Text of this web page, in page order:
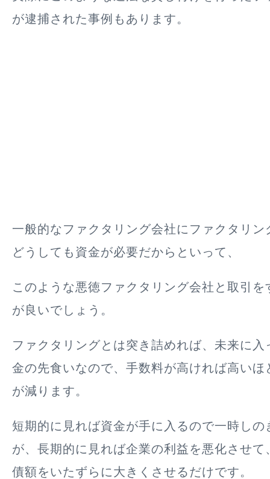
が逮捕された事例もあります。
一般的なファクタリング会社にファクタリン
どうしても資金が必要だからといって、
このような悪徳ファクタリング会社と取引
が良いでしょう。
ファクタリングとは突き詰めれば、 未来に入
金の先食いなので、手数料が高ければ高いほ
が減ります。
短期的に見れば資金が手に入るので一時しの
が、長期的に見れば企業の利益を悪化させて
債額をいたずらに大きくさせるだけです。